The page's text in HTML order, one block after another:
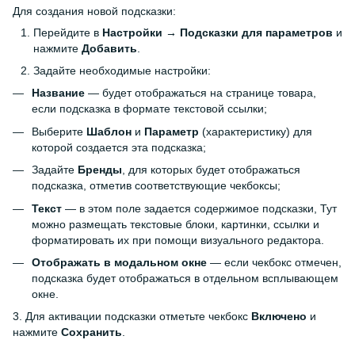
Для создания новой подсказки:
Перейдите в Настройки → Подсказки для параметров и
нажмите Добавить
Задайте необходимые настройки:
Название — будет отображаться на странице товара,
если подсказка в формате текстовой ссылки;
Выберите Шаблон и Параметр (характеристику) для
которой создается эта подсказка;
Задайте Бренды , для которых будет отображаться
подсказка, отметив соответствующие чекбоксы;
Текст — в этом поле задается содержимое подсказки, Тут
можно размещать текстовые блоки, картинки, ссылки и
форматировать их при помощи визуального редактора.
Отображать в модальном окне — если чекбокс отмечен,
подсказка будет отображаться в отдельном всплывающем
окне.
3. Для активации подсказки отметьте чекбокс Включено и
нажмите Сохранить.